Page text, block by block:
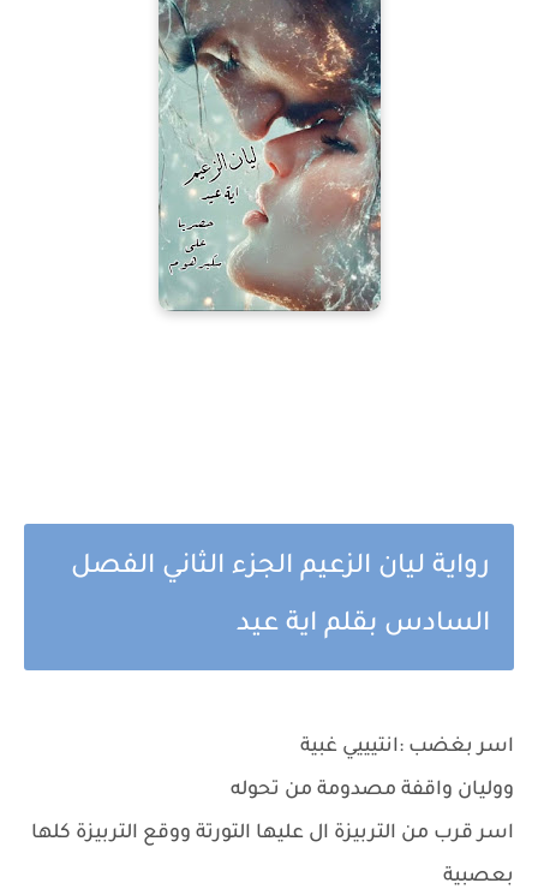
رواية ليان الزعيم الجزء الثاني الفصل
السادس بقلم اية عيد
اسر بغضب :انتيييي غبية
ووليان واقفة مصدومة من تحوله
اسر قرب من التربيزة ال عليها التورتة ووقع التربيزة كلها
بعصبية